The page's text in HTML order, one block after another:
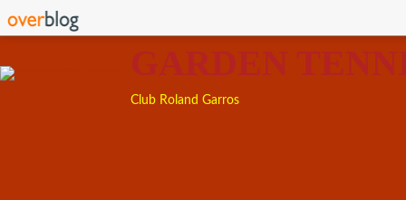
GARDEN
Club Roland Garros